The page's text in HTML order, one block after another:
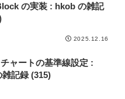
の実装 : hkob の雑記
2025.12.16
ャートの基準線設定 :
記録 (315)